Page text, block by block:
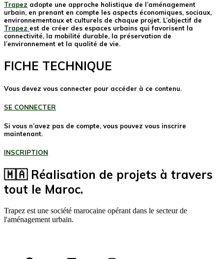
Trapez adopte une approche holistique de l’aménagement
urbain, en prenant en compte les aspects économiques, sociaux,
environnementaux et culturels de chaque projet. L’objectif de
Trapez est de créer des espaces urbains qui favorisent la
connectivité, la mobilité durable, la préservation de
l’environnement et la qualité de vie.
FICHE TECHNIQUE
Vous devez vous connecter pour accéder à ce contenu.
SE CONNECTER
Si vous n’avez pas de compte, vous pouvez vous inscrire
maintenant.
INSCRIPTION
🇲🇦 Réalisation de projets à travers
tout le Maroc.
Trapez est une société marocaine opérant dans le secteur de
l'aménagement urbain.